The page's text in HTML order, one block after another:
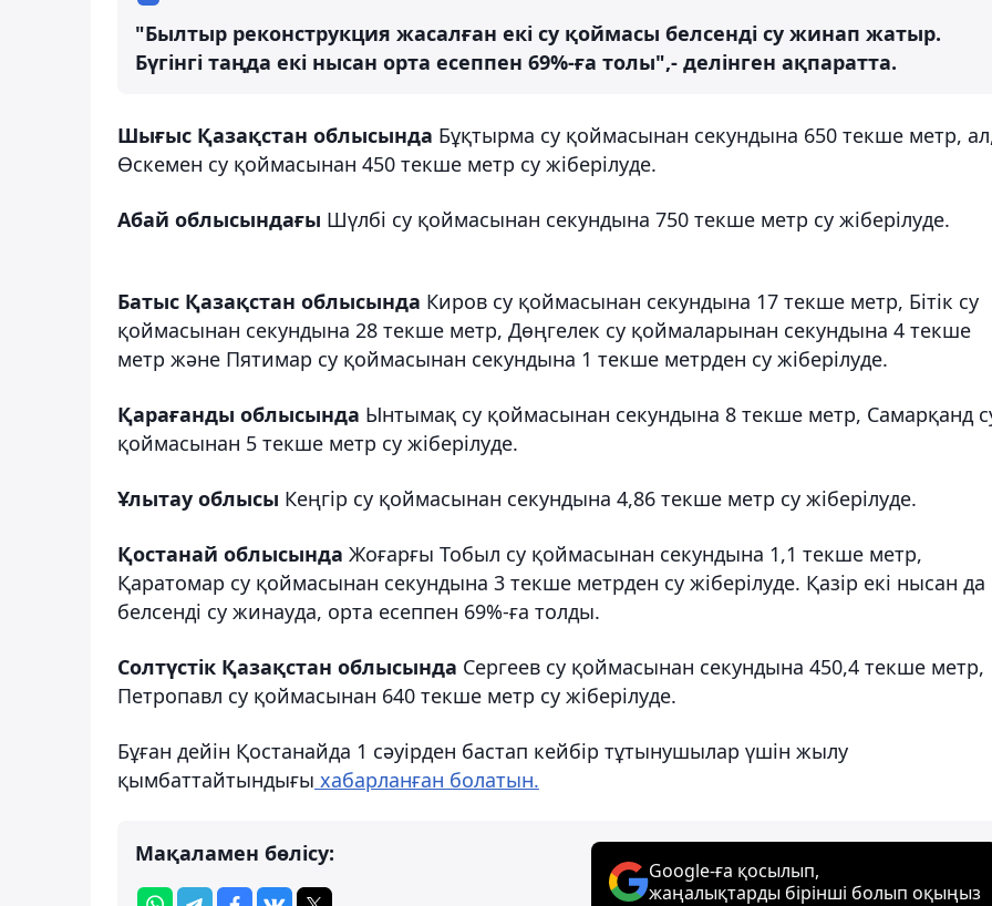
"Былтыр реконструкция жасалған екі су қоймасы белсенді су жинап жатыр.
Бүгінгі таңда екі нысан орта есеппен 69%-ға толы",- делінген ақпаратта.
Шығыс Қазақстан облысында Бұқтырма су қоймасынан секундына 650 текше метр,
Өскемен су қоймасынан 450 текше метр су жіберілуде.
Абай облысындағы Шүлбі су қоймасынан секундына 750 текше метр су жіберілуде.
Батыс Қазақстан облысында Киров су қоймасынан секундына 17 текше метр, Бітік су
қоймасынан секундына 28 текше метр, Дөңгелек су қоймаларынан секундына 4 текше
метр және Пятимар су қоймасынан секундына 1 текше метрден су жіберілуде.
Қарағанды облысында Ынтымақ су қоймасынан секундына 8 текше метр, Самарқанд
қоймасынан 5 текше метр су жіберілуде.
Ұлытау облысы Кеңгір су қоймасынан секундына 4,86 текше метр су жіберілуде.
Қостанай облысында Жоғарғы Тобыл су қоймасынан секундына 1,1 текше метр,
Қаратомар су қоймасынан секундына 3 текше метрден су жіберілуде. Қазір екі нысан да
белсенді су жинауда, орта есеппен 69%-ға толды.
Солтүстік Қазақстан облысында Сергеев су қоймасынан секундына 450,4 текше метр,
Петропавл су қоймасынан 640 текше метр су жіберілуде.
Бұған дейін Қостанайда 1 сәуірден бастап кейбір тұтынушылар үшін жылу
қымбаттайтындығы хабарланған болатын.
Мақаламен бөлісу:
Google-ға қосылып,
жаңалықтарды бірінші болып оқыңыз